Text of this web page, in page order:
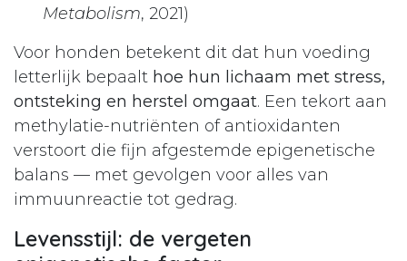
Metabolism, 2021)
Voor honden betekent dit dat hun voeding
letterlijk bepaalt hoe hun lichaam met stress,
ontsteking en herstel omgaat. Een tekort aan
methylatie-nutriënten of antioxidanten
verstoort die fijn afgestemde epigenetische
balans — met gevolgen voor alles van
immuunreactie tot gedrag.
Levensstijl: de vergeten